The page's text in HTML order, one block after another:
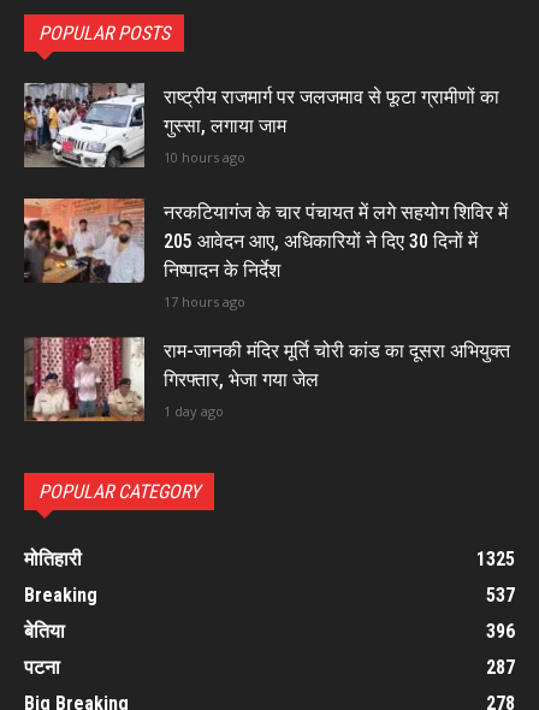
POPULAR POSTS
राष्ट्रीय राजमार्ग पर जलजमाव से फूटा ग्रामीणों का
गुस्सा, लगाया जाम
10 hours ago
नरकटियागंज के चार पंचायत में लगे सहयोग शिविर में
205 आवेदन आए, अधिकारियों ने दिए 30 दिनों में
निष्पादन के निर्देश
17 hours ago
राम-जानकी मंदिर मूर्ति चोरी कांड का दूसरा अभियुक्त
गिरफ्तार, भेजा गया जेल
1 day ago
POPULAR CATEGORY
मोतिहारी
1325
Breaking
537
बेतिया
396
पटना
287
Big Breaking
278